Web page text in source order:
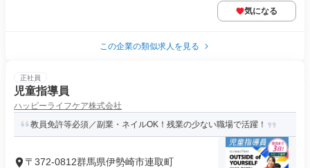
気になる
この企業の類似求人を見る
正社員
児童指導員
ハッピーライフケア株式会社
教員免許等必須／副業・ネイルOK！残業の少ない職場で活躍！
〒372-0812群馬県伊勢崎市連取町